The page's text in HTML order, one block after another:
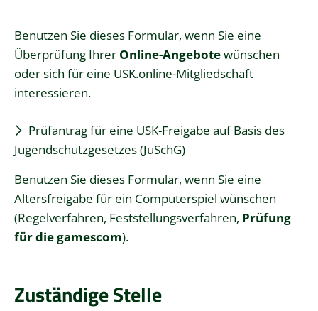
Benutzen Sie dieses Formular, wenn Sie eine
Überprüfung Ihrer Online-Angebotewünschen
oder sich für eine USK.online-Mitgliedschaft
interessieren.
Prüfantrag für eine USK-Freigabe auf Basis des
Jugendschutzgesetzes (JuSchG)
Benutzen Sie dieses Formular, wenn Sie eine
Altersfreigabe für ein Computerspiel wünschen
(Regelverfahren, Feststellungsverfahren, Prüfung
für die gamescom).
Zuständige Stelle